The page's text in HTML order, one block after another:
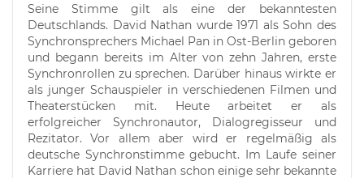
Seine Stimme gilt als eine der bekanntesten
Deutschlands. David Nathan wurde 1971 als Sohn des
Synchronsprechers Michael Pan in Ost-Berlin geboren
und begann bereits im Alter von zehn Jahren, erste
Synchronrollen zu sprechen. Darüber hinaus wirkte er
als junger Schauspieler in verschiedenen Filmen und
Theaterstücken mit. Heute arbeitet er als
erfolgreicher Synchronautor, Dialogregisseur und
Rezitator. Vor allem aber wird er regelmäßig als
deutsche Synchronstimme gebucht. Im Laufe seiner
Karriere hat David Nathan schon einige sehr bekannte